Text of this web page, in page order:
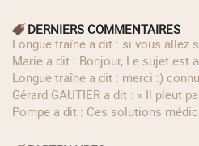
DERNIERS COMMENTAIRES
longue traîne a dit : si vous allez
Marie a dit : Bonjour, Le sujet est
longue traîne a dit : merci :)
Gérard GAUTIER a dit : « Il pleut
Pompe a dit : Ces solutions